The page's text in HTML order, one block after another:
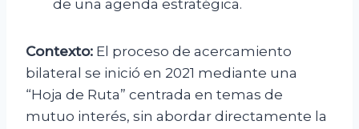
de una agenda estratégica.
Contexto: El proceso de acercamiento
bilateral se inició en 2021 mediante una
“Hoja de Ruta” centrada en temas de
mutuo interés, sin abordar directamente la